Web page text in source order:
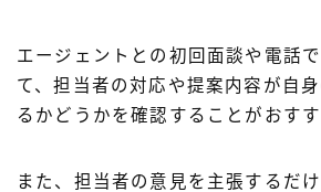
エージェントとの初回面談や電話
て、担当者の対応や提案内容が自
るかどうかを確認することがおすす
また、担当者の意見を主張するだ